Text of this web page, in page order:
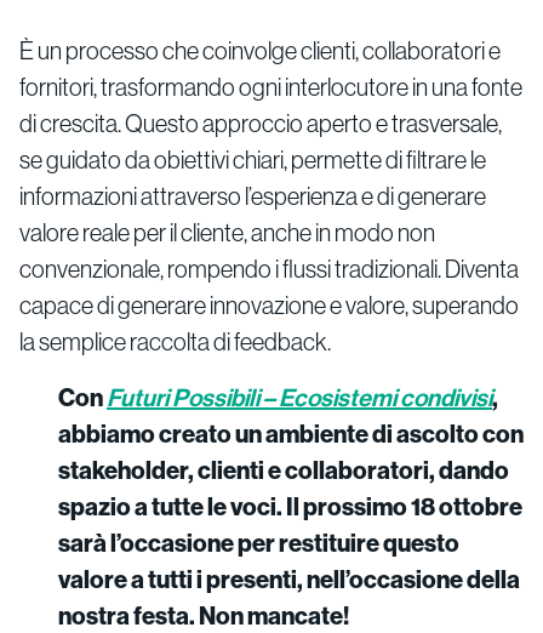
È un processo che coinvolge clienti, collaboratori e
fornitori, trasformando ogni interlocutore in una fonte
di crescita. Questo approccio aperto e trasversale,
se guidato da obiettivi chiari, permette di filtrare le
informazioni attraverso l’esperienza e di generare
valore reale per il cliente, anche in modo non
convenzionale, rompendo i flussi tradizionali. Diventa
capace di generare innovazione e valore, superando
la semplice raccolta di feedback.
ConFuturi Possibili – Ecosistemi condivisi,
abbiamo creato un ambiente di ascolto con
stakeholder, clienti e collaboratori, dando
spazio a tutte le voci. Il prossimo 18 ottobre
sarà l’occasione per restituire questo
valore a tutti i presenti, nell’occasione della
nostra festa. Non mancate!